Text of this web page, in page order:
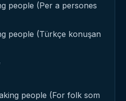
people (Per a persones
people (Türkçe konuşan
people (For folk som